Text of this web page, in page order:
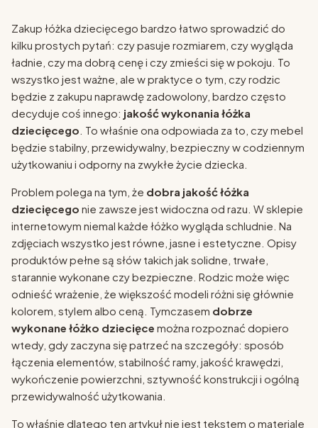
Zakup łóżka dziecięcego bardzo łatwo sprowadzić do
kilku prostych pytań: czy pasuje rozmiarem, czy wygląda
ładnie, czy ma dobrą cenę i czy zmieści się w pokoju. To
wszystko jest ważne, ale w praktyce o tym, czy rodzic
będzie z zakupu naprawdę zadowolony, bardzo często
decyduje coś innego: jakość wykonania łóżka
dziecięcego . To właśnie ona odpowiada za to, czy mebel
będzie stabilny, przewidywalny, bezpieczny w codziennym
użytkowaniu i odporny na zwykłe życie dziecka.
Problem polega na tym, że dobra jakość łóżka
dziecięcego nie zawsze jest widoczna od razu. W sklepie
internetowym niemal każde łóżko wygląda schludnie. Na
zdjęciach wszystko jest równe, jasne i estetyczne. Opisy
produktów pełne są słów takich jak solidne, trwałe,
starannie wykonane czy bezpieczne. Rodzic może więc
odnieść wrażenie, że większość modeli różni się głównie
kolorem, stylem albo ceną. Tymczasem dobrze
wykonane łóżko dziecięce można rozpoznać dopiero
wtedy, gdy zaczyna się patrzeć na szczegóły: sposób
łączenia elementów, stabilność ramy, jakość krawędzi,
wykończenie powierzchni, sztywność konstrukcji i ogólną
przewidywalność użytkowania.
To właśnie dlatego ten artykuł nie jest tekstem o materiale